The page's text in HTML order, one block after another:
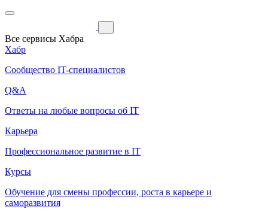
Все сервисы Хабра
Хабр
Сообщество IT-специалистов
Q&A
Ответы на любые вопросы об IT
Карьера
Профессиональное развитие в IT
Курсы
Обучение для смены профессии, роста в карьере и
саморазвития